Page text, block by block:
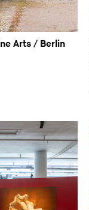
Arts / Berlin